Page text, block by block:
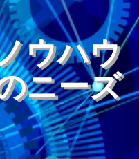
ウハウ
ニーズ